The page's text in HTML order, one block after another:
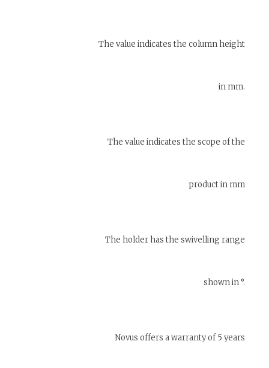
The value indicates the column height
in mm.
The value indicates the scope of the
product in mm
The holder has the swivelling range
shown in °.
Novus offers a warranty of 5 years